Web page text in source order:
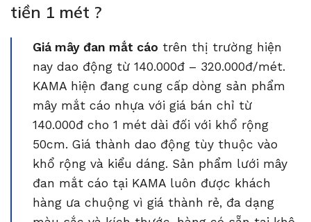
tiền 1 mét ?
Giá mây đan mắt cáo trên thị trường hiện
nay dao động từ 140.000đ – 320.000đ/mét.
KAMA hiện đang cung cấp dòng sản phẩm
mây mắt cáo nhựa với giá bán chỉ từ
140.000đ cho 1 mét dài đối với khổ rộng
50cm. Giá thành dao động tùy thuộc vào
khổ rộng và kiểu dáng. Sản phẩm lưới mây
đan mắt cáo tại KAMA luôn được khách
hàng ưa chuộng vì giá thành rẻ, đa dạng